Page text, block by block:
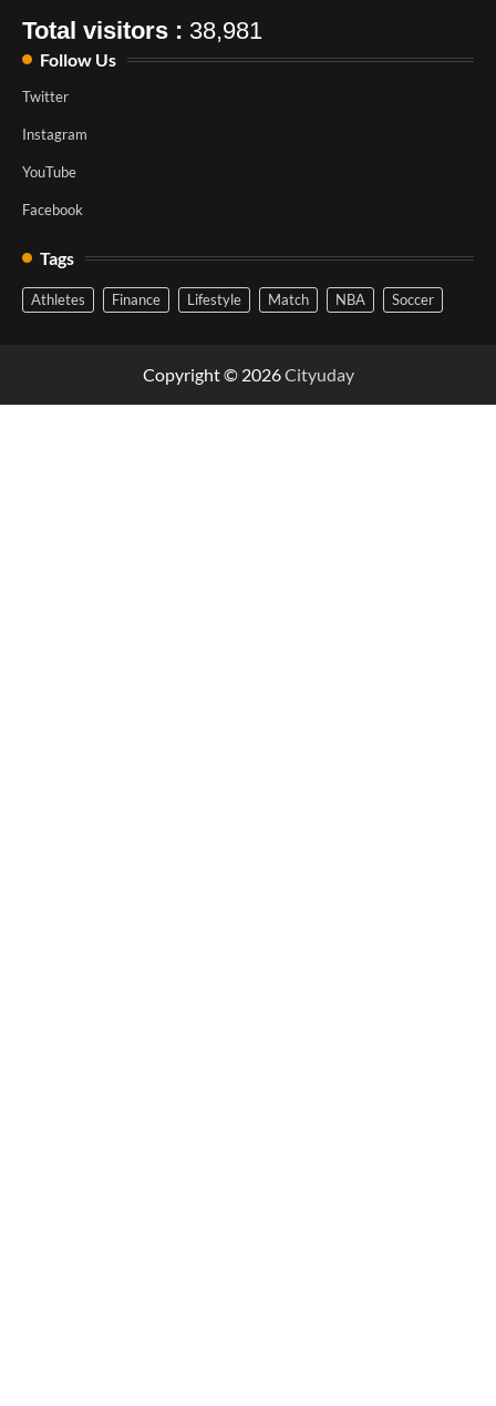
Total visitors : 38,981
Follow Us
Twitter
Instagram
YouTube
Facebook
Tags
Athletes Finance Lifestyle Match NBA Soccer
Copyright © 2026Cityuday